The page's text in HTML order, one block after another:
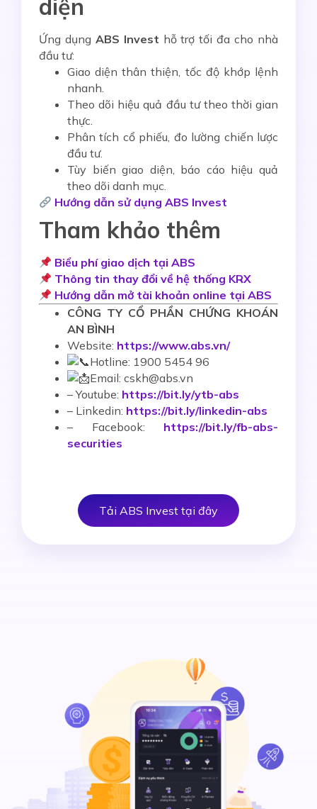
diện
Ứng dụng ABS Invest hỗ trợ tối đa cho nhà
đầu tư:
Giao diện thân thiện, tốc độ khớp lệnh
nhanh.
Theo dõi hiệu quả đầu tư theo thời gian
thực.
Phân tích cổ phiếu, đo lường chiến lược
đầu tư.
Tùy biến giao diện, báo cáo hiệu quả
theo dõi danh mục.
Hướng dẫn sử dụng ABS Invest
Tham khảo thêm
Biểu phí giao dịch tại ABS
Thông tin thay đổi về hệ thống KRX
Hướng dẫn mở tài khoản online tại ABS
CÔNG TY CỔ PHẦN CHỨNG KHOÁN
AN BÌNH
Website: https://www.abs.vn/
Hotline: 1900 5454 96
Email: cskh@abs.vn
–Youtube: https://bit.ly/ytb-abs
– Linkedin: https://bit.ly/linkedin-abs
– Facebook: https://bit.ly/fb-abs-
securities
Tải ABS Invest tại đây